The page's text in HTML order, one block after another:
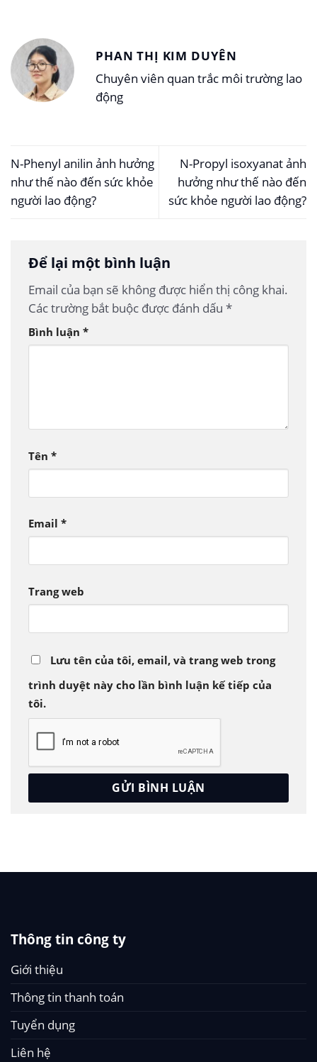
PHAN THỊ KIM DUYÊN
Chuyên viên quan trắc môi trường lao
động
N-Phenyl anilin ảnh hưởng
như thế nào đến sức khỏe
người lao động?
N-Propyl isoxyanat ảnh
hưởng như thế nào đến
sức khỏe người lao động?
Để lại một bình luận
Email của bạn sẽ không được hiển thị công khai.
Các trường bắt buộc được đánh dấu *
Bình luận *
Tên *
Email *
Trang web
Lưu tên của tôi, email, và trang web trong
trình duyệt này cho lần bình luận kế tiếp của
tôi.
Thông tin công ty
Giới thiệu
Thông tin thanh toán
Tuyển dụng
Liên hệ